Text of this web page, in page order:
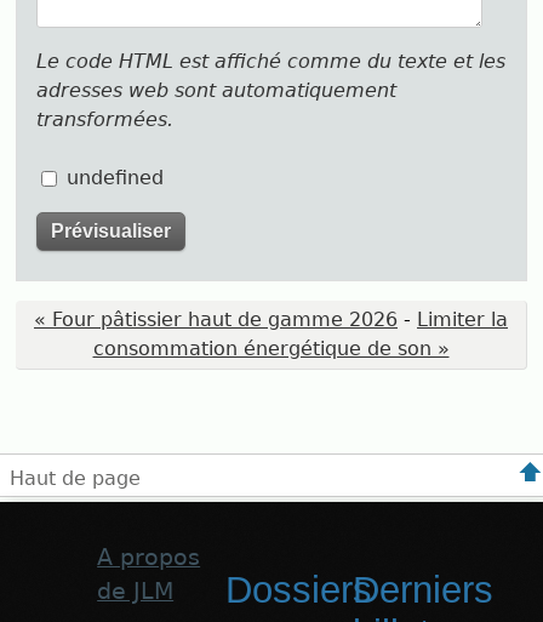
Le code HTML est affiché comme du texte et les
adresses web sont automatiquement
transformées.
undefined
« Four pâtissier haut de gamme 2026 - Limiter la
consommation énergétique de son »
Haut de page
A propos
de JLM
DossiersDerniers